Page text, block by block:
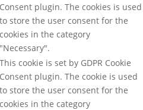
Consent plugin. The cookies is used
to store the user consent for the
cookies in the category
"Necessary".
This cookie is set by GDPR Cookie
Consent plugin. The cookie is used
to store the user consent for the
cookies in the category